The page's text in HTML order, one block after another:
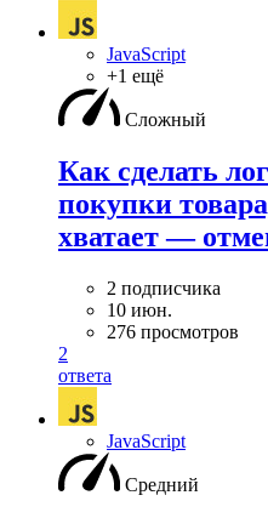
JavaScript
+1 ещё
Сложный
Как сделать
покупки
хватает —
2 подписчика
10 июн.
276 просмотров
2
ответа
JavaScript
Средний